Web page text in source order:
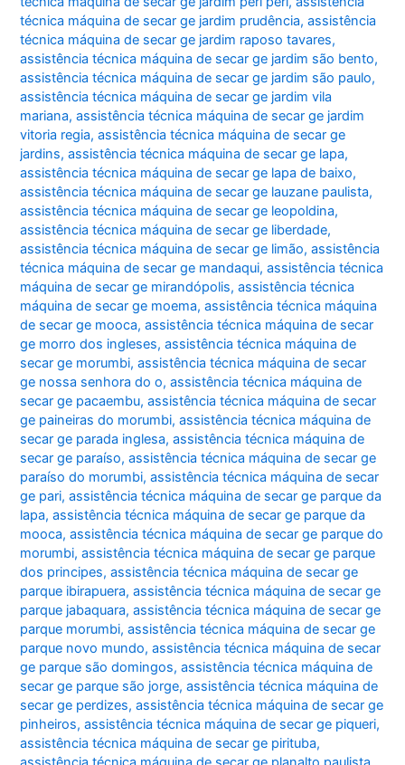
técnica máquina de secar ge jardim prudência,assistência
técnica máquina de secar ge jardim raposo tavares,
assistência técnica máquina de secar ge jardim são bento,
assistência técnica máquina de secar ge jardim são paulo,
assistência técnica máquina de secar ge jardim vila
mariana,assistência técnica máquina de secar ge jardim
vitoria regia,assistência técnica máquina de secar ge
jardins,assistência técnica máquina de secar ge lapa,
assistência técnica máquina de secar ge lapa de baixo,
assistência técnica máquina de secar ge lauzane paulista,
assistência técnica máquina de secar ge leopoldina,
assistência técnica máquina de secar ge liberdade,
assistência técnica máquina de secar ge limão,assistência
técnica máquina de secar ge mandaqui,assistência técnica
máquina de secar ge mirandópolis,assistência técnica
máquina de secar ge moema,assistência técnica máquina
de secar ge mooca,assistência técnica máquina de secar
ge morro dos ingleses,assistência técnica máquina de
secar ge morumbi,assistência técnica máquina de secar
ge nossa senhora do o,assistência técnica máquina de
secar ge pacaembu,assistência técnica máquina de secar
ge paineiras do morumbi,assistência técnica máquina de
secar ge parada inglesa,assistência técnica máquina de
secar ge paraíso,assistência técnica máquina de secar ge
paraíso do morumbi,assistência técnica máquina de secar
ge pari,assistência técnica máquina de secar ge parque da
lapa,assistência técnica máquina de secar ge parque da
mooca,assistência técnica máquina de secar ge parque do
morumbi,assistência técnica máquina de secar ge parque
dos principes,assistência técnica máquina de secar ge
parque ibirapuera,assistência técnica máquina de secar ge
parque jabaquara,assistência técnica máquina de secar ge
parque morumbi,assistência técnica máquina de secar ge
parque novo mundo,assistência técnica máquina de secar
ge parque são domingos,assistência técnica máquina de
secar ge parque são jorge,assistência técnica máquina de
secar ge perdizes,assistência técnica máquina de secar ge
pinheiros,assistência técnica máquina de secar ge piqueri,
assistência técnica máquina de secar ge pirituba,